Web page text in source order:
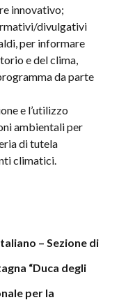
innovativo;
divulgativi
per informare
e del clima,
da parte
e l’utilizzo
ambientali per
di tutela
climatici.
– Sezione di
“Duca degli
per la